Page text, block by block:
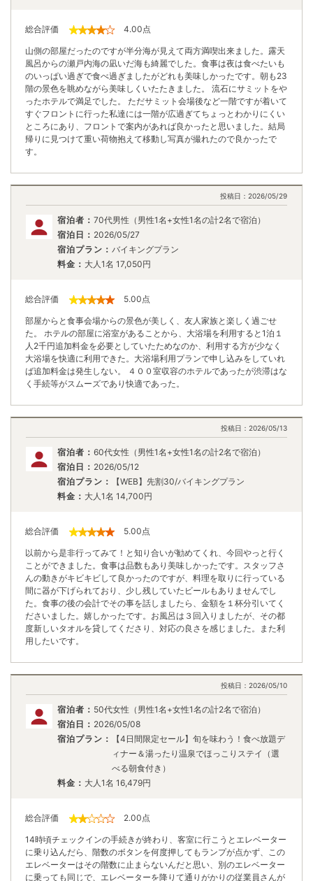
総合評価 4.00点
山側の部屋だったのですが半分海が見えて両方満喫出来ました。露天
風呂からの瀬戸内海の凪いだ海も綺麗でした。食事は夜は食べたいも
のいっぱい過ぎで食べ過ぎましたがどれも美味しかったです。朝も23
階の景色を眺めながら美味しくいたたきました。 流石にサミットをや
ったホテルで満足でした。 ただサミット会場後など一階ですが着いて
すぐフロントに行った私達には一階が広過ぎてちょっとわかりにくい
ところにあり、フロントで案内があれば良かったと思いました。結局
帰りに見つけて重い荷物抱えて移動し写真が撮れたので良かったで
す。
投稿日： 2026/05/29
宿泊者： 70代男性（男性1名+女性1名の計2名で宿泊）
宿泊日： 2026/05/27
宿泊プラン： バイキングプラン
料金： 大人1名 17,050円
総合評価 5.00点
部屋からと食事会場からの景色が美しく、友人家族と楽しく過ごせ
た。 ホテルの部屋に浴室があることから、大浴場を利用すると1泊１
人2千円追加料金を必要としていたためなのか、利用する方が少なく
大浴場を快適に利用できた。大浴場利用プランで申し込みをしていれ
ば追加料金は発生しない。 ４００室収容のホテルであったが渋滞はな
く手続等がスムーズであり快適であった。
投稿日： 2026/05/13
宿泊者： 60代女性（男性1名+女性1名の計2名で宿泊）
宿泊日： 2026/05/12
宿泊プラン：
【WEB】先割30/バイキングプラン
料金： 大人1名 14,700円
総合評価 5.00点
以前から是非行ってみて！と知り合いが勧めてくれ、今回やっと行く
ことができました。食事は品数もあり美味しかったです。スタッフさ
んの動きがキビキビして良かったのですが、料理を取りに行っている
間に器が下げられており、少し残していたビールもありませんでし
た。食事の後の会計でその事を話しましたら、金額を１杯分引いてく
ださいました。嬉しかったです。お風呂は３回入りましたが、その都
度新しいタオルを貸してくださり、対応の良さを感じました。また利
用したいです。
投稿日： 2026/05/10
宿泊者： 50代女性（男性1名+女性1名の計2名で宿泊）
宿泊日： 2026/05/08
宿泊プラン：
【4日間限定セール】旬を味わう！食べ放題デ
ィナー＆湯ったり温泉でほっこりステイ（選
べる朝食付き）
料金： 大人1名 16,479円
総合評価 2.00点
14時頃チェックインの手続きが終わり、客室に行こうとエレベーター
に乗り込んだら、階数のボタンを何度押してもランプが点かず、この
エレベーターはその階数に止まらないんだと思い、別のエレベーター
に乗っても同じで、エレベーターを降りて通りがかりの従業員さんが